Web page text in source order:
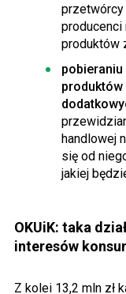
przetwórcy
producenci
produktów
handlowej
się od
jakiej
OKUiK: taka
interesów
Z kolei 13,2 mln zł